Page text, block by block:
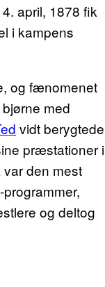
april, 1878 fik
i kampens
og fænomenet
med
vidt berygtede
præstationer i
var den mest
og deltog